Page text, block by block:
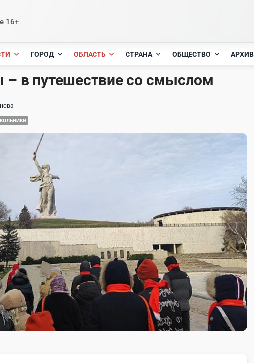
16+
ГОРОД ОБЛАСТЬ СТРАНА ОБЩЕСТВО АРХИВ
в путешествие со смыслом